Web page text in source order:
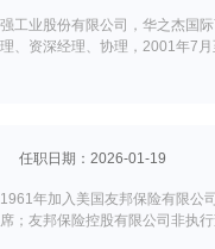
工业股份有限公司，华之杰
、资深经理、协理，2001年7
任职日期：2026-01-19
年加入美国友邦保险有限
；友邦保险控股有限公司非执